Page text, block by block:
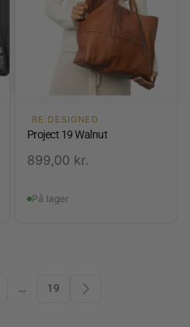
RE:DESIGNED
Project 19 Walnut
899,00 kr.
På lager
… 19